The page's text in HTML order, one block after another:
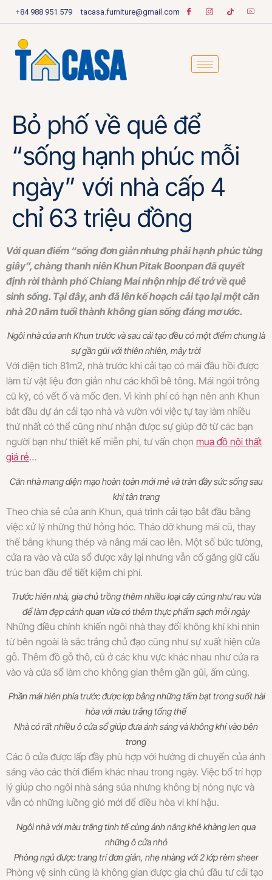
+84 988 951 579 tacasa.furniture@gmail.com
Bỏ phố về quê để
“sống hạnh phúc mỗi
ngày” với nhà cấp 4
chỉ 63 triệu đồng
Với quan điểm “sống đơn giản nhưng phải hạnh phúc từng
giây”, chàng thanh niên Khun Pitak Boonpan đã quyết
định rời thành phố Chiang Mai nhộn nhịp để trở về quê
sinh sống. Tại đây, anh đã lên kế hoạch cải tạo lại một căn
nhà 20 năm tuổi thành không gian sống đáng mơ ước.
Ngôi nhà của anh Khun trước và sau cải tạo đều có một điểm chung là
sự gần gũi với thiên nhiên, mây trời
Với diện tích 81m2, nhà trước khi cải tạo có mái đầu hồi được
làm từ vật liệu đơn giản như các khối bê tông. Mái ngói trông
cũ kỹ, có vết ố và mốc đen. Vì kinh phí có hạn nên anh Khun
bắt đầu dự án cải tạo nhà và vườn với việc tự tay làm nhiều
thứ nhất có thể cũng như nhận được sự giúp đỡ từ các bạn
người bạn như thiết kế miễn phí, tư vấn chọn mua đồ nội thất
giá rẻ…
Căn nhà mang diện mạo hoàn toàn mới mẻ và tràn đầy sức sống sau
khi tân trang
Theo chia sẻ của anh Khun, quá trình cải tạo bắt đầu bằng
việc xử lý những thứ hỏng hóc. Tháo dỡ khung mái cũ, thay
thế bằng khung thép và nâng mái cao lên. Một số bức tường,
cửa ra vào và cửa sổ được xây lại nhưng vẫn cố gắng giữ cấu
trúc ban đầu để tiết kiệm chi phí.
Trước hiên nhà, gia chủ trồng thêm nhiều loại cây cũng như rau vừa
để làm đẹp cảnh quan vừa có thêm thực phẩm sạch mỗi ngày
Những điều chính khiến ngôi nhà thay đổi không khí khi nhìn
từ bên ngoài là sắc trắng chủ đạo cũng như sự xuất hiện cửa
gỗ. Thêm đồ gỗ thô, cũ ở các khu vực khác nhau như cửa ra
vào và cửa sổ làm cho không gian thêm gần gũi, ấm cúng.
Phần mái hiên phía trước được lợp bằng những tấm bạt trong suốt hài
hòa với màu trắng tổng thể
Nhà có rất nhiều ô cửa sổ giúp đưa ánh sáng và không khí vào bên
trong
Các ô cửa được lấp đầy phù hợp với hướng di chuyển của ánh
sáng vào các thời điểm khác nhau trong ngày. Việc bố trí hợp
lý giúp cho ngôi nhà sáng sủa nhưng không bị nóng nực và
vẫn có những luồng gió mới để điều hòa vi khí hậu.
Ngôi nhà với màu trắng tinh tế cùng ánh nắng khẽ khàng len qua
những ô cửa nhỏ
Phòng ngủ được trang trí đơn giản, nhẹ nhàng với 2 lớp rèm sheer
Phòng vệ sinh cũng là không gian được gia chủ đầu tư cải tạo